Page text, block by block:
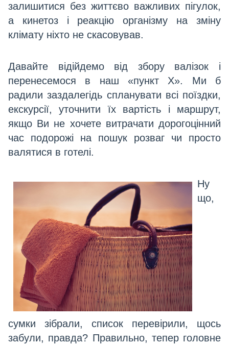
залишитися без життєво важливих пігулок,
а кинетоз і реакцію організму на зміну
клімату ніхто не скасовував.
Давайте відійдемо від збору валізок і
перенесемося в наш «пункт Х». Ми б
радили заздалегідь спланувати всі поїздки,
екскурсії, уточнити їх вартість і маршрут,
якщо Ви не хочете витрачати дорогоцінний
час подорожі на пошук розваг чи просто
валятися в готелі.
Ну
що,
сумки зібрали, список перевірили, щось
забули, правда? Правильно, тепер головне